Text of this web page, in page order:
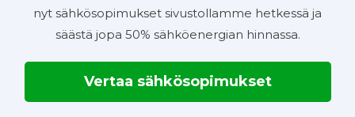
nyt sähkösopimukset sivustollamme hetkessä ja
säästä jopa 50% sähköenergian hinnassa.
Vertaa sähkösopimukset